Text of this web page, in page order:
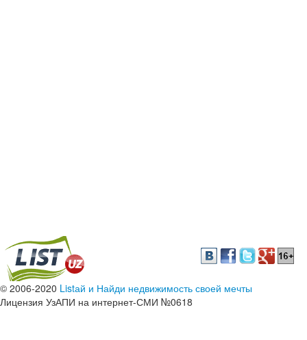
© 2006-2020 Listай и Найди недвижимость своей мечты
Лицензия УзАПИ на интернет-СМИ №0618